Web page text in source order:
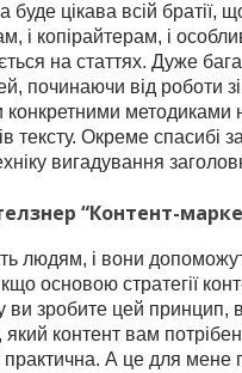
буде цікава всій братії,
і копірайтерам, і
на статтях. Дуже
починаючи від роботи
конкретними методиками
тексту. Окреме спасибі
вигадування
“Контент-
людям, і вони
основою стратегії
ви зробите цей принцип,
який контент вам
практична. А це для мене